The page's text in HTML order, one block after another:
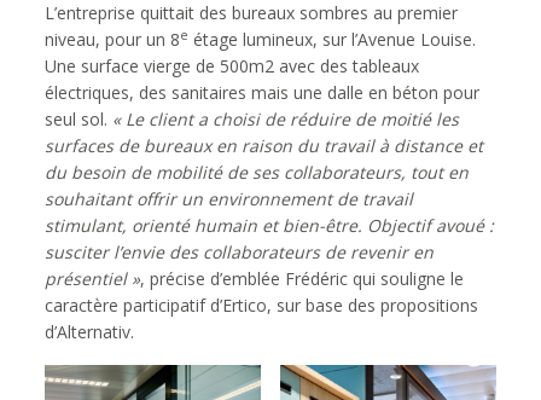
L’entreprise quittait des bureaux sombres au premier
niveau, pour un 8e étage lumineux, sur l’Avenue Louise.
Une surface vierge de 500m2 avec des tableaux
électriques, des sanitaires mais une dalle en béton pour
seul sol. « Le client a choisi de réduire de moitié les
surfaces de bureaux en raison du travail à distance et
du besoin de mobilité de ses collaborateurs, tout en
souhaitant offrir un environnement de travail
stimulant, orienté humain et bien-être. Objectif avoué :
susciter l’envie des collaborateurs de revenir en
présentiel », précise d’emblée Frédéric qui souligne le
caractère participatif d’Ertico, sur base des propositions
d’Alternativ.